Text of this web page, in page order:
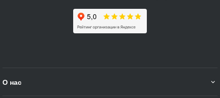
О нас